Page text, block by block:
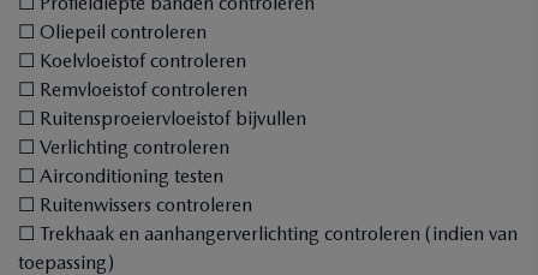
☐ Oliepeil controleren
☐ Koelvloeistof controleren
☐ Remvloeistof controleren
☐ Ruitensproeiervloeistof bijvullen
☐ Verlichting controleren
☐ Airconditioning testen
☐ Ruitenwissers controleren
☐ Trekhaak en aanhangerverlichting controleren (indien van
toepassing)